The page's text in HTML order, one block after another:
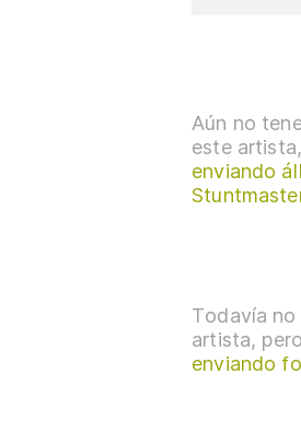
Aún no
este
enviando
Todavía
artista,
enviando